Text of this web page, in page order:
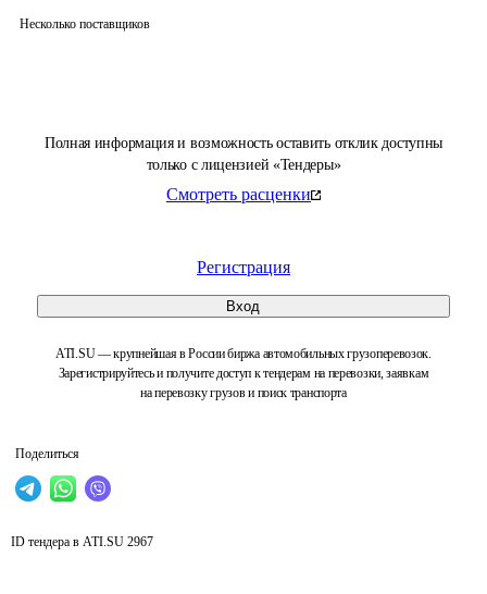
Полная информация и возможность оставить отклик доступны
только с лицензией «Тендеры»
Смотреть расценки
Регистрация
Вход
ATI.SU — крупнейшая в России биржа автомобильных грузоперевозок.
Зарегистрируйтесь и получите доступ к тендерам на перевозки, заявкам
на перевозку грузов и поиск транспорта
Поделиться
Несколько поставщиков
ID тендера в ATI.SU 2967